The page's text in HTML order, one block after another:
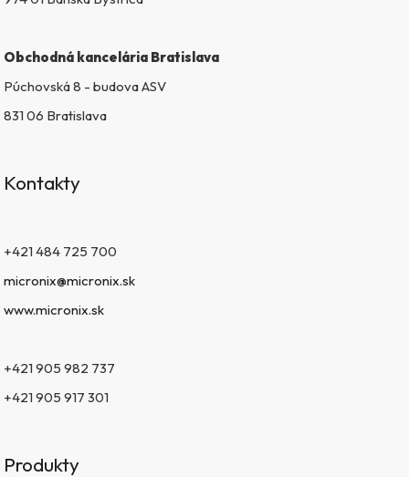
Obchodná kancelária Bratislava
Púchovská 8 - budova ASV
831 06 Bratislava
Kontakty
+421 484 725 700
micronix@micronix.sk
www.micronix.sk
+421 905 982 737
+421 905 917 301
Produkty